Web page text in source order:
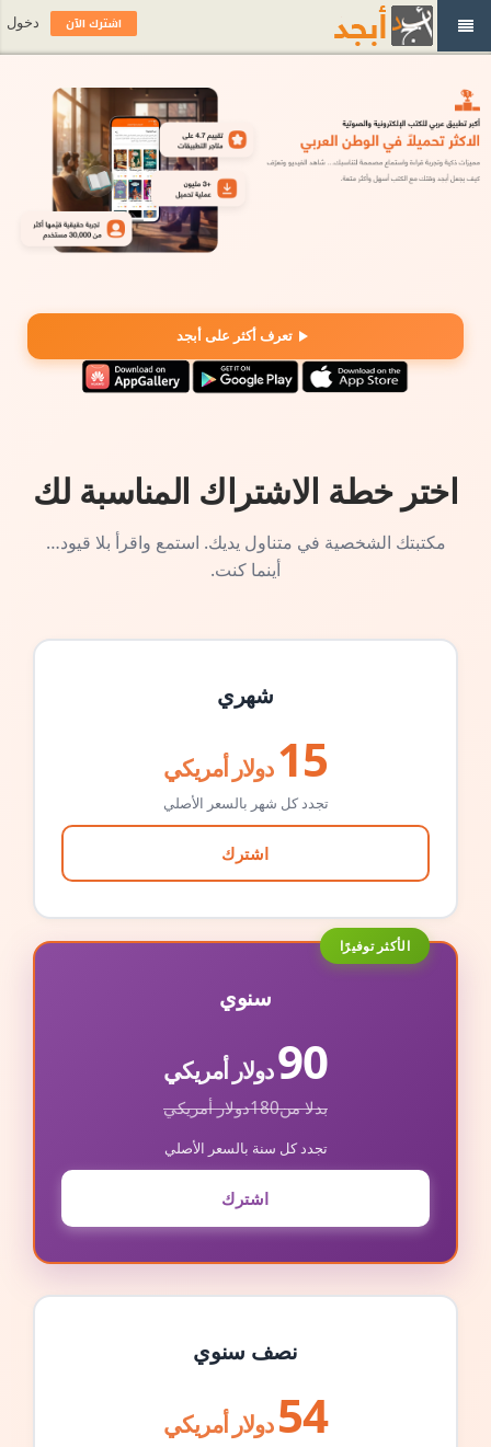
تعرف أكثر على أبجد
اختر خطة الاشتراك المناسبة لك
مكتبتك الشخصية في متناول يديك. استمع واقرأ بلا قيود…
أينما كنت.
شهري
15 دولار أمريكي
تجدد كل شهر بالسعر الأصلي
اشترك
الأكثر توفيرًا
سنوي
90دولار أمريكي
بدلا من180دولار أمريكي
تجدد كل سنة بالسعر الأصلي
اشترك
نصف سنوي
54 دولار أمريكي
اشترك الآن دخول